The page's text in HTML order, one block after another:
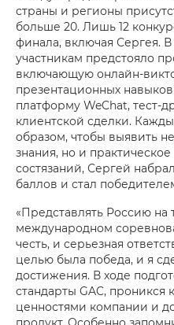
страны и регионы
больше 20. Лишь 12
финала, включая Сергея. В
участникам предстояло
включающую онлайн-
презентационных
платформу WeChat, тест-
клиентской сделки.
образом, чтобы выявить
знания, но и
состязаний, Сергей
баллов и стал
«Представлять Россию на
международном
честь, и серьезная
целью была победа, и я
достижения. В ходе
стандарты GAC,
ценностями компании и